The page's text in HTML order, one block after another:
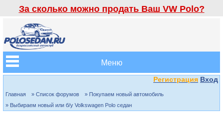
За сколько можно продать Ваш VW Polo?
Меню
Регистрация Вход
Главная » Список форумов
» Покупаем новый автомобиль
» Выбираем новый или б/у Volkswagen Polo седан